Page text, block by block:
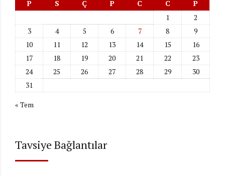
P
S Ç P C C
P
1
2
3
4 5 6 7 8
9
10
11 12 13 14 15
16
17
18 19 20 21 22
23
24
25 26 27 28 29
30
31
« Tem
Tavsiye Bağlantılar